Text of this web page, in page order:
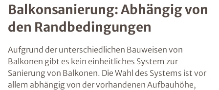
Balkonsanierung: Abhängig von
den Randbedingungen
Aufgrund der unterschiedlichen Bauweisen von
Balkonen gibt es kein einheitliches System zur
Sanierung von Balkonen. Die Wahl des Systems ist vor
allem abhängig von der vorhandenen Aufbauhöhe,